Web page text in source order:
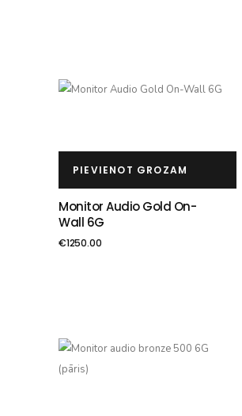
PIEVIENOT GROZAM
Monitor Audio Gold On-
Wall 6G
€1250.00